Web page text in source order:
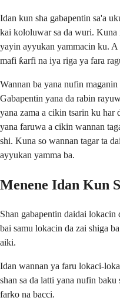
Idan kun sha gabapentin sa'a
kai kololuwar sa da wuri.
yayin ayyukan yammacin ku.
mafi ƙarfi na iya riga ya fara
Wannan ba yana nufin
Gabapentin yana da rabin
yana zama a cikin tsarin ku har
yana faruwa a cikin wannan
shi. Kuna so wannan tagar ta
ayyukan yamma ba.
Menene Idan Kun
Shan gabapentin daidai
bai samu lokacin da zai shiga
aiki.
Idan wannan ya faru lokaci-
shan sa da latti yana nufin
farko na bacci.